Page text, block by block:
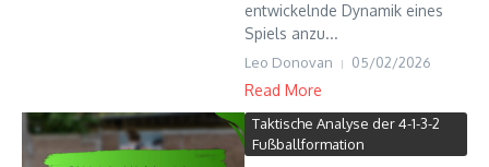
entwickelnde Dynamik eines
Spiels anzu...
Leo Donovan 05/02/2026
Read More
Taktische Analyse der 4-1-3-2
Fußballformation